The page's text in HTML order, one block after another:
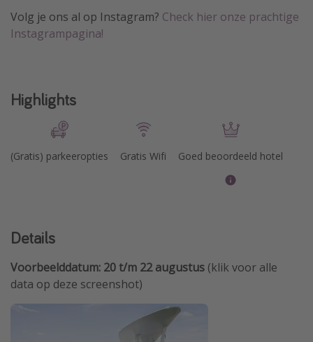
Volg je ons al op Instagram? Check hier onze prachtige
Instagrampagina!
Highlights
(Gratis) parkeeropties Gratis Wifi Goed beoordeeld hotel
Details
Voorbeelddatum: 20 t/m 22 augustus (klik voor alle
data op deze screenshot)